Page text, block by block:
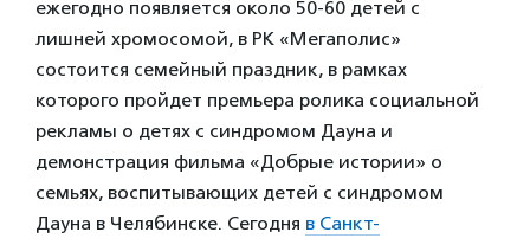
ежегодно появляется около 50-60 детей с
лишней хромосомой, в РК «Мегаполис»
состоится семейный праздник, в рамках
которого пройдет премьера ролика социальной
рекламы о детях с синдромом Дауна и
демонстрация фильма «Добрые истории» о
семьях, воспитывающих детей с синдромом
Дауна в Челябинске. Сегодня в Санкт-